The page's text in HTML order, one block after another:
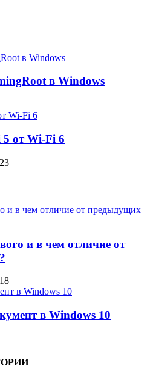
в Windows
от Wi-Fi 6
и в чем отличие от
в Windows 10